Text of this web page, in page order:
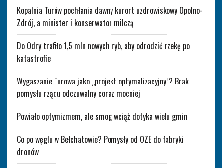
Kopalnia Turów pochłania dawny kurort uzdrowiskowy Opolno-
Zdrój, a minister i konserwator milczą
Do Odry trafiło 1,5 mln nowych ryb, aby odrodzić rzekę po
katastrofie
Wygaszanie Turowa jako „projekt optymalizacyjny”? Brak
pomysłu rządu odczuwalny coraz mocniej
Powiało optymizmem, ale smog wciąż dotyka wielu gmin
Co po węglu w Bełchatowie? Pomysły od OZE do fabryki
dronów